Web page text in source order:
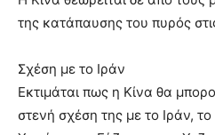
της κατάπαυσης του πυρός
Σχέση με το Ιράν
Εκτιμάται πως η Κίνα θα
στενή σχέση της με το Ιράν, το